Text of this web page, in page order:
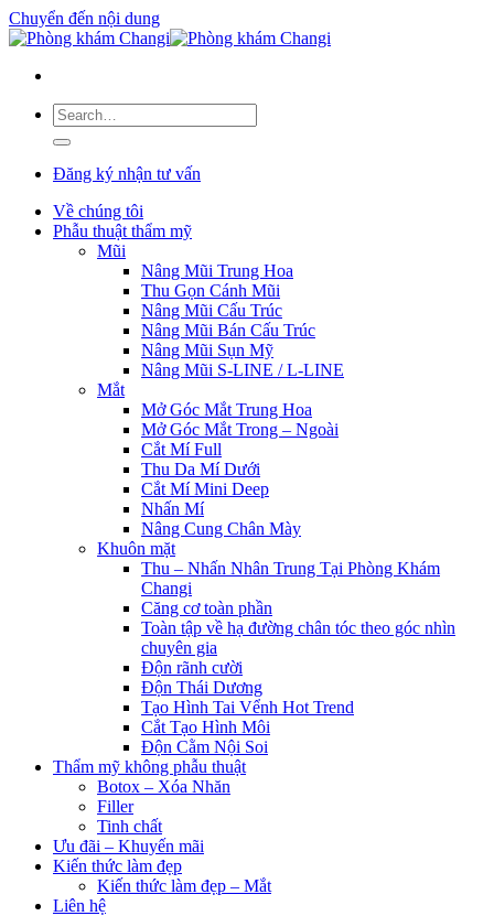
Chuyển đến nội dung
Đăng ký nhận tư vấn
Về chúng tôi
Phẫu thuật thẩm mỹ
Mũi
Nâng Mũi Trung Hoa
Thu Gọn Cánh Mũi
Nâng Mũi Cấu Trúc
Nâng Mũi Bán Cấu Trúc
Nâng Mũi Sụn Mỹ
Nâng Mũi S-LINE / L-LINE
Mắt
Mở Góc Mắt Trung Hoa
Mở Góc Mắt Trong – Ngoài
Cắt Mí Full
Thu Da Mí Dưới
Cắt Mí Mini Deep
Nhấn Mí
Nâng Cung Chân Mày
Khuôn mặt
Thu – Nhấn Nhân Trung Tại Phòng Khám
Changi
Căng cơ toàn phần
Toàn tập về hạ đường chân tóc theo góc nhìn
chuyên gia
Độn rãnh cười
Độn Thái Dương
Tạo Hình Tai Vểnh Hot Trend
Cắt Tạo Hình Môi
Độn Cằm Nội Soi
Thẩm mỹ không phẫu thuật
Botox – Xóa Nhăn
Filler
Tinh chất
Ưu đãi – Khuyến mãi
Kiến thức làm đẹp
Kiến thức làm đẹp – Mắt
Liên hệ